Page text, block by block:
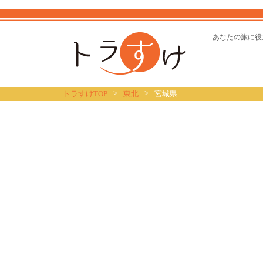
あなたの旅に
トラすけ
トラすけTOP > 東北 > 宮城県